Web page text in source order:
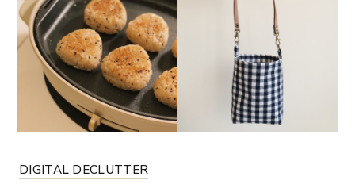
答案。每個人的環境因素、對生活的需求，都會影
響到他們的生活。更重要是：「真正了解自己需要
什麼的人。」他探討了極簡主義者的定義⋯
DIGITAL DECLUTTER